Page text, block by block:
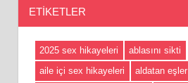
ETIKETLER
2025 sex hikayeleri
ablasını sikti
aile içi sex hikayeleri
aldatan eşler